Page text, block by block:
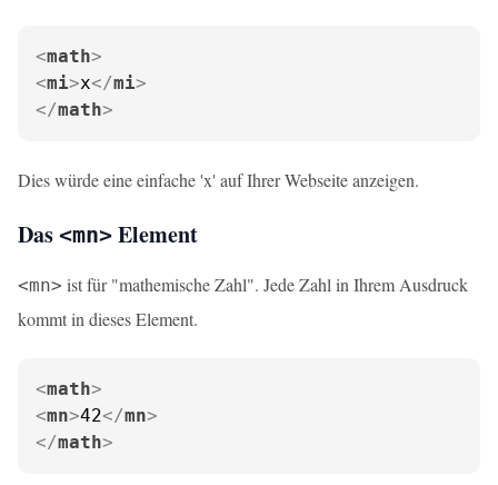
<math>
<mi>x</mi>
</math>
Dies würde eine einfache 'x' auf Ihrer Webseite anzeigen.
Das <mn> Element
<mn> ist für "mathemische Zahl". Jede Zahl in Ihrem Ausdruck
kommt in dieses Element.
<math>
<mn>42</mn>
</math>